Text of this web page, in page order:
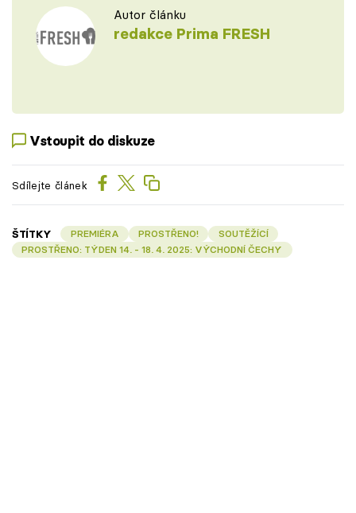
Autor článku
redakce Prima FRESH
Vstoupit do diskuze
Sdílejte článek
ŠTÍTKY PREMIÉRA PROSTŘENO!
SOUTĚŽÍCÍ
PROSTŘENO: TÝDEN 14. - 18. 4. 2025: VÝCHODNÍ ČECHY